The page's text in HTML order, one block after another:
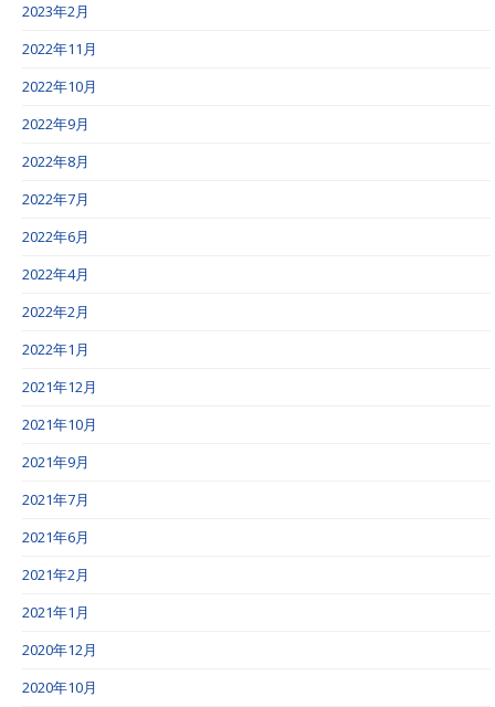
2023年2月
2022年11月
2022年10月
2022年9月
2022年8月
2022年7月
2022年6月
2022年4月
2022年2月
2022年1月
2021年12月
2021年10月
2021年9月
2021年7月
2021年6月
2021年2月
2021年1月
2020年12月
2020年10月